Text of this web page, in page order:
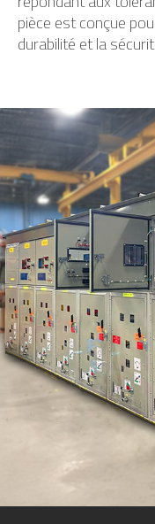
pièce est conçue
durabilité et la